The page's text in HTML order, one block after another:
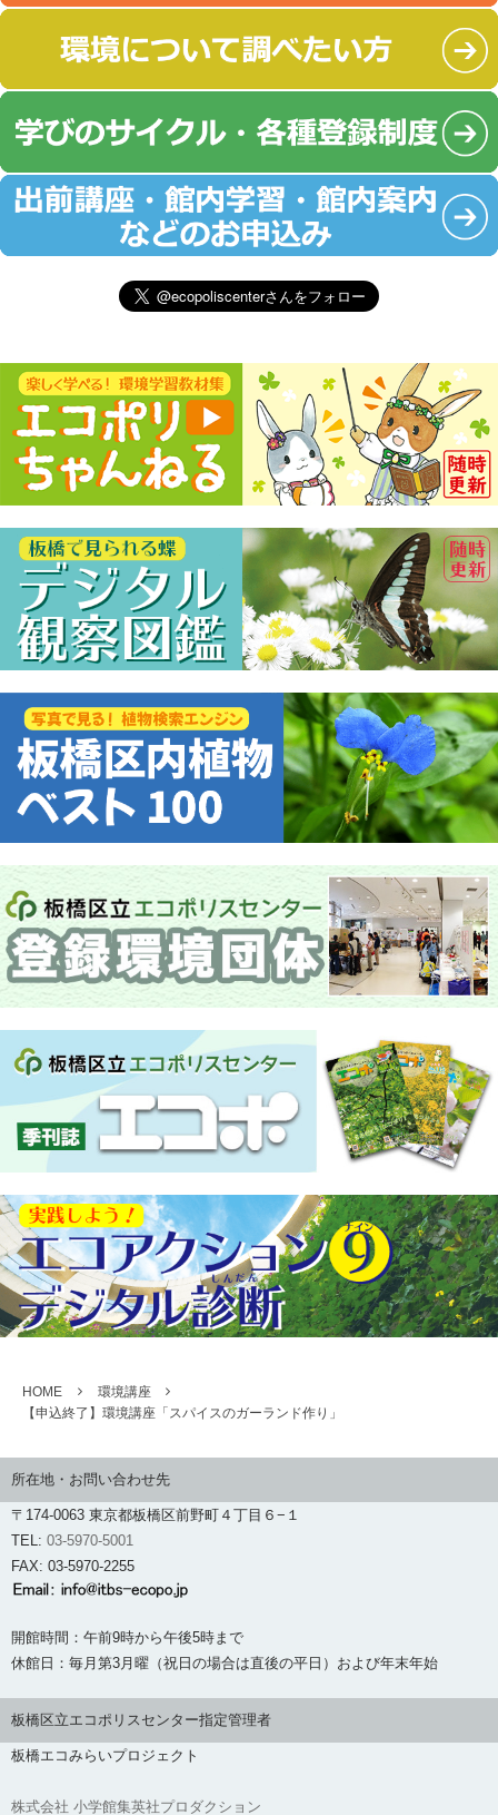
HOME
環境講座
【申込終了】環境講座「スパイスのガーランド作り」
所在地・お問い合わせ先
〒174-0063 東京都板橋区前野町４丁目６−１
TEL: 03-5970-5001
FAX: 03-5970-2255
開館時間：午前9時から午後5時まで
休館日：毎月第3月曜（祝日の場合は直後の平日）および年末年始
板橋区立エコポリスセンター指定管理者
板橋エコみらいプロジェクト
株式会社 小学館集英社プロダクション